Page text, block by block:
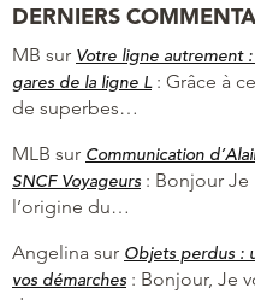
DERNIERS
MB sur Votre ligne autrement
gares de la ligne L : Grâce à
de superbes…
MLB sur Communication
SNCF Voyageurs : Bonjour Je
l’origine du…
Angelina sur Objets perdus :
vos démarches : Bonjour, Je